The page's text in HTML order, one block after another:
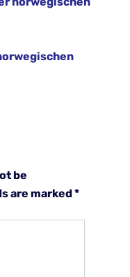
be
are marked*